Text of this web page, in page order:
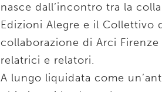
nasce dall’incontro tra la
Edizioni Alegre e il Collettivo
collaborazione di Arci
relatrici e relatori.
A lungo liquidata come